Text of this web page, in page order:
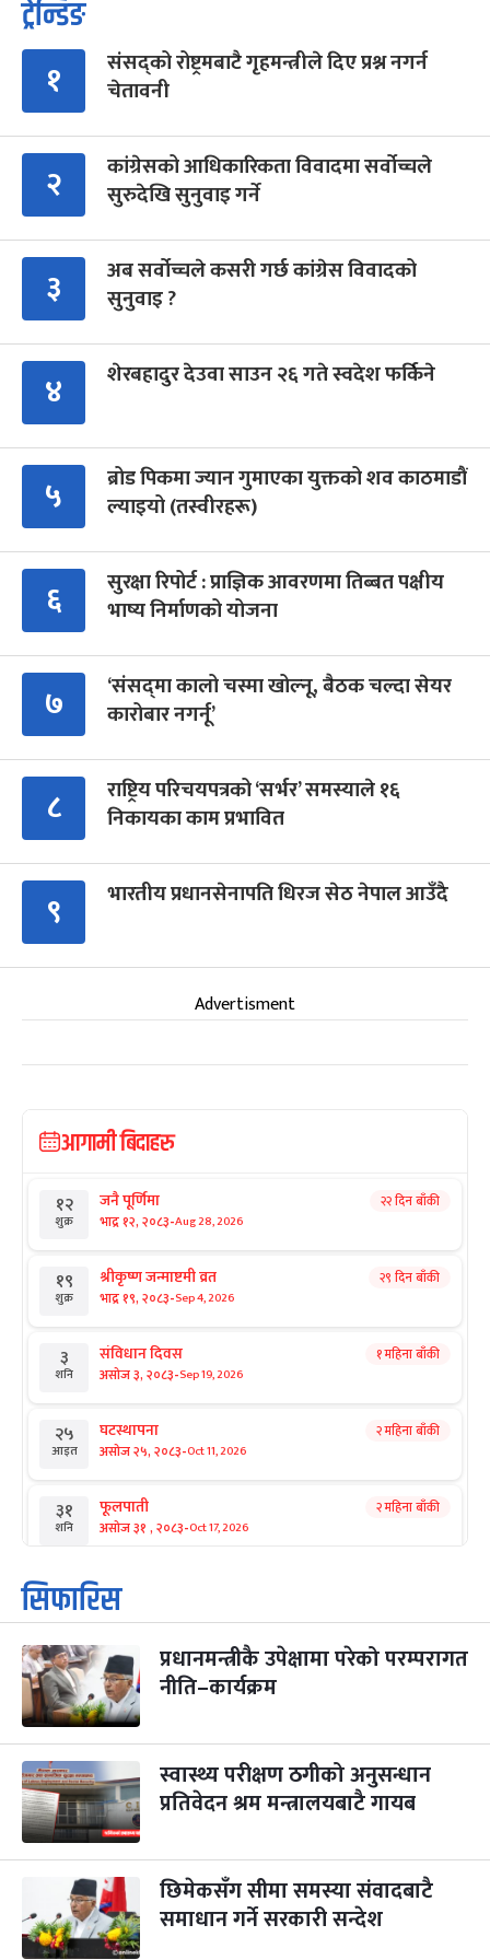
ट्रेन्डिङ
१
संसद्को रोष्ट्रमबाटै गृहमन्त्रीले दिए प्रश्न नगर्न
चेतावनी
२
कांग्रेसको आधिकारिकता विवादमा सर्वोच्चले
सुरुदेखि सुनुवाइ गर्ने
३
अब सर्वोच्चले कसरी गर्छ कांग्रेस विवादको
सुनुवाइ ?
४ शेरबहादुर देउवा साउन २६ गते स्वदेश फर्किने
५
ब्रोड पिकमा ज्यान गुमाएका युक्तको शव काठमाडौं
ल्याइयो (तस्वीरहरू)
६
सुरक्षा रिपोर्ट : प्राज्ञिक आवरणमा तिब्बत पक्षीय
भाष्य निर्माणको योजना
७
‘संसद्‍मा कालो चस्मा खोल्नू, बैठक चल्दा सेयर
कारोबार नगर्नू’
८
राष्ट्रिय परिचयपत्रको ‘सर्भर’ समस्याले १६
निकायका काम प्रभावित
९ भारतीय प्रधानसेनापति धिरज सेठ नेपाल आउँदै
Advertisment
आगामी बिदाहरु
१२
शुक्र
जनै पूर्णिमा
भाद्र १२, २०८३-Aug 28, 2026
२२ दिन बाँकी
१९
शुक्र
श्रीकृष्ण जन्माष्टमी व्रत
भाद्र १९, २०८३-Sep 4, 2026
२९ दिन बाँकी
३
शनि
संविधान दिवस
असोज ३, २०८३-Sep 19, 2026
१ महिना बाँकी
२५
आइत
घटस्थापना
असोज २५, २०८३-Oct 11, 2026
२ महिना बाँकी
३१
शनि
फूलपाती
असोज ३१ , २०८३-Oct 17, 2026
२ महिना बाँकी
१
आइत
कार्तिक सङ्क्रान्ति
कार्तिक १, २०८३
३
मंगल
महानवमी
कार्तिक ३, २०८३-Oct 20, 2026
२ महिना बाँकी
४
बुध कार्तिक ४, २०८३ Oct 21, 2026
५
बिहि
पापा‌ङ्कुशा एकादशी व्रत
कार्तिक ५, २०८३
२ महिना बाँकी
२२
आइत
कुकुर तिहार
कार्तिक २२, २०८३-Nov 8, 2026
३ महिना बाँकी
सिफारिस
प्रधानमन्त्रीकै उपेक्षामा परेको परम्परागत
नीति–कार्यक्रम
स्वास्थ्य परीक्षण ठगीको अनुसन्धान
प्रतिवेदन श्रम मन्त्रालयबाटै गायब
छिमेकसँग सीमा समस्या संवादबाटै
समाधान गर्ने सरकारी सन्देश